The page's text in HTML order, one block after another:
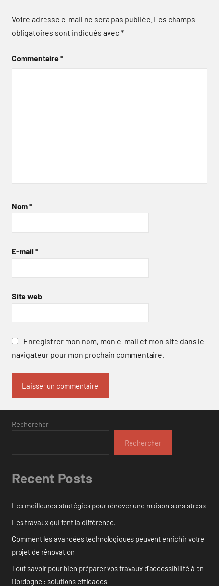
Votre adresse e-mail ne sera pas publiée. Les champs
obligatoires sont indiqués avec*
Commentaire*
Nom*
E-mail *
Site web
Enregistrer mon nom, mon e-mail et mon site dans le
navigateur pour mon prochain commentaire.
Rechercher
Rechercher
Recent Posts
Les meilleures stratégies pour rénover une maison sans stress
Les travaux qui font la différence.
Comment les avancées technologiques peuvent enrichir votre
projet de rénovation
Tout savoir pour bien préparer vos travaux d’accessibilité à en
Dordogne : solutions efficaces